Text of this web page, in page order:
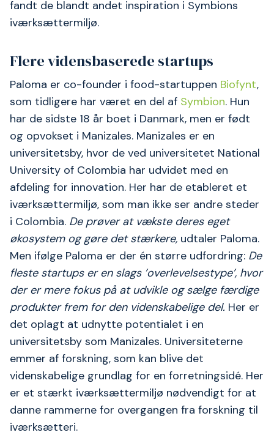
fandt de blandt andet inspiration i Symbions
iværksættermiljø.
Flere vidensbaserede startups
Paloma er co-founder i food-startuppen Biofynt,
som tidligere har været en del af Symbion. Hun
har de sidste 18 år boet i Danmark, men er født
og opvokset i Manizales. Manizales er en
universitetsby, hvor de ved universitetet National
University of Colombia har udvidet med en
afdeling for innovation. Her har de etableret et
iværksættermiljø, som man ikke ser andre steder
i Colombia. De prøver at vækste deres eget
økosystem og gøre det stærkere, udtaler Paloma.
Men ifølge Paloma er der én større udfordring: De
fleste startups er en slags ’overlevelsestype’, hvor
der er mere fokus på at udvikle og sælge færdige
produkter frem for den videnskabelige del. Her er
det oplagt at udnytte potentialet i en
universitetsby som Manizales. Universiteterne
emmer af forskning, som kan blive det
videnskabelige grundlag for en forretningsidé. Her
er et stærkt iværksættermiljø nødvendigt for at
danne rammerne for overgangen fra forskning til
iværksætteri.